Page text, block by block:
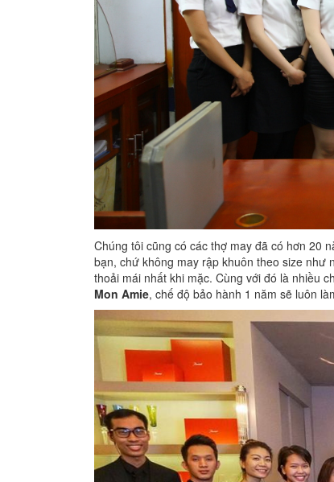
Chúng tôi cũng có các thợ may đã có hơn 20
bạn, chứ không may rập khuôn theo size như
thoải mái nhất khi mặc. Cùng với đó là nhiều
Mon Amie, chế độ bảo hành 1 năm sẽ luôn